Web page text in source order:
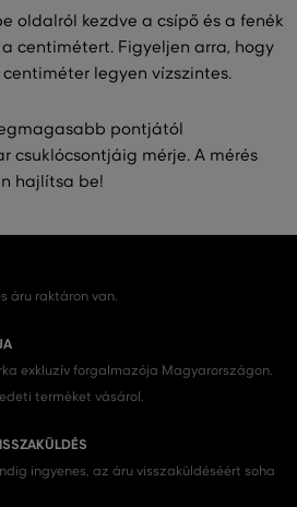
oldalról kezdve a csípő és a fenék
centimétert. Figyeljen arra, hogy
legyen vízszintes.
pontjától
csuklócsontjáig mérje. A mérés
hajlítsa be!
áru raktáron van.
exkluzív forgalmazója Magyarországon.
terméket vásárol.
ingyenes, az áru visszaküldéséért soha